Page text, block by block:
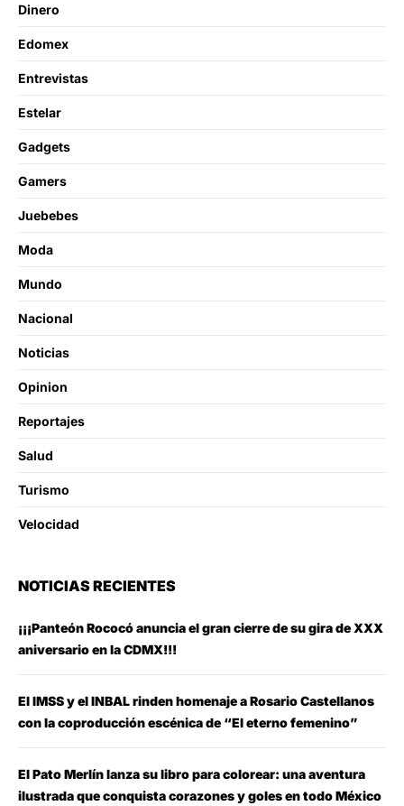
Dinero
Edomex
Entrevistas
Estelar
Gadgets
Gamers
Juebebes
Moda
Mundo
Nacional
Noticias
Opinion
Reportajes
Salud
Turismo
Velocidad
NOTICIAS RECIENTES
¡¡¡Panteón Rococó anuncia el gran cierre de su gira de XXX
aniversario en la CDMX!!!
El IMSS y el INBAL rinden homenaje a Rosario Castellanos
con la coproducción escénica de “El eterno femenino”
El Pato Merlín lanza su libro para colorear: una aventura
ilustrada que conquista corazones y goles en todo México